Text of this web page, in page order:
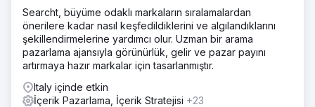
Searcht, büyüme odaklı markaların sıralamalardan
önerilere kadar nasıl keşfedildiklerini ve algılandıklarını
şekillendirmelerine yardımcı olur. Uzman bir arama
pazarlama ajansıyla görünürlük, gelir ve pazar payını
artırmaya hazır markalar için tasarlanmıştır.
Italy içinde etkin
İçerik Pazarlama, İçerik Stratejisi +23